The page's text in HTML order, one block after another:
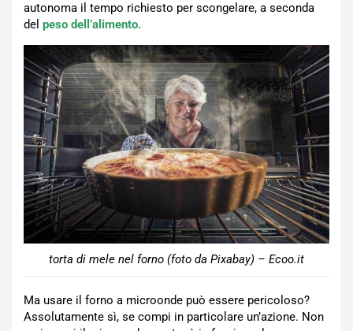
autonoma il tempo richiesto per scongelare, a seconda
del peso dell’alimento.
torta di mele nel forno (foto da Pixabay) – Ecoo.it
Ma usare il forno a microonde può essere pericoloso?
Assolutamente sì, se compi in particolare un’azione. Non